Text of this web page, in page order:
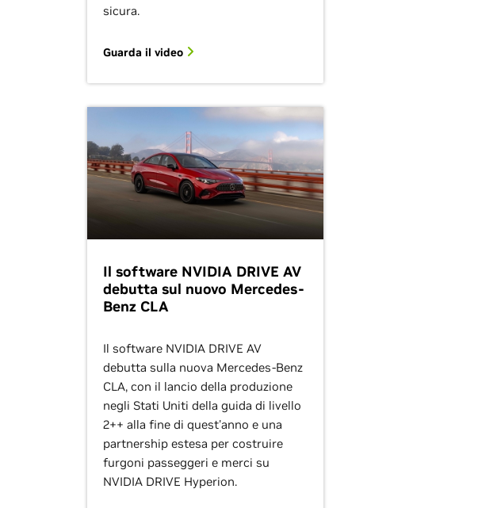
sicura.
Guarda il video
Il software NVIDIA DRIVE AV
debutta sul nuovo Mercedes-
Benz CLA
Il software NVIDIA DRIVE AV
debutta sulla nuova Mercedes-Benz
CLA, con il lancio della produzione
negli Stati Uniti della guida di livello
2++ alla fine di quest'anno e una
partnership estesa per costruire
furgoni passeggeri e merci su
NVIDIA DRIVE Hyperion.